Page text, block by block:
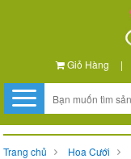
Giỏ Hàng |
Trang chủ Hoa Cưới